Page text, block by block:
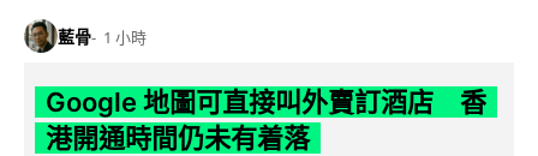
藍骨 1 小時
Google 地圖可直接叫外賣訂酒店 香
港開通時間仍未有着落